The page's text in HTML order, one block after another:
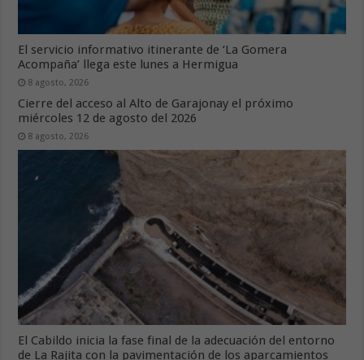
El servicio informativo itinerante de ‘La Gomera
Acompaña’ llega este lunes a Hermigua
8 agosto, 2026
Cierre del acceso al Alto de Garajonay el próximo
miércoles 12 de agosto del 2026
8 agosto, 2026
El Cabildo inicia la fase final de la adecuación del entorno
de La Rajita con la pavimentación de los aparcamientos